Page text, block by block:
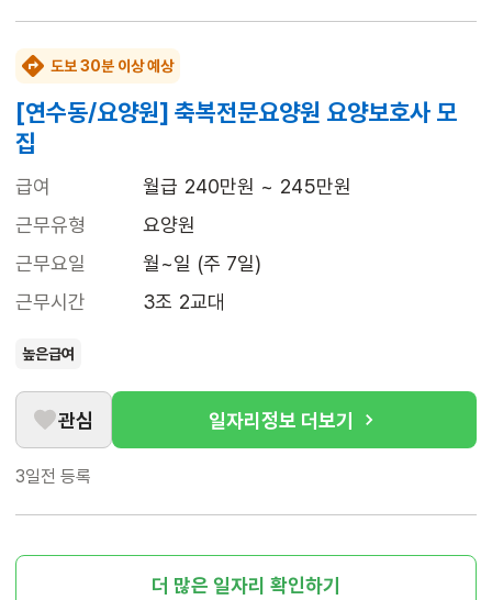
도보 30분 이상 예상
[연수동/요양원] 축복전문요양원 요양보호사 모
집
급여
월급 240만원 ~ 245만원
근무유형
요양원
근무요일
월~일 (주 7일)
근무시간
3조 2교대
높은급여
관심 일자리정보 더보기
3일전 등록
더 많은 일자리 확인하기